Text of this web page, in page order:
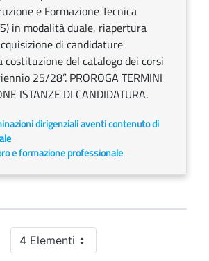
e Formazione Tecnica
in modalità duale, riapertura
di candidature
costituzione del catalogo dei corsi
25/28”. PROROGA TERMINI
ISTANZE DI CANDIDATURA.
dirigenziali aventi contenuto di
e formazione professionale
4 ElementiPer pagina